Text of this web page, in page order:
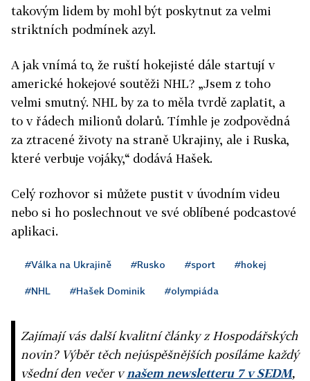
takovým lidem by mohl být poskytnut za velmi
striktních podmínek azyl.
A jak vnímá to, že ruští hokejisté dále startují v
americké hokejové soutěži NHL? „Jsem z toho
velmi smutný. NHL by za to měla tvrdě zaplatit, a
to v řádech milionů dolarů. Tímhle je zodpovědná
za ztracené životy na straně Ukrajiny, ale i Ruska,
které verbuje vojáky,“ dodává Hašek.
Celý rozhovor si můžete pustit v úvodním videu
nebo si ho poslechnout ve své oblíbené podcastové
aplikaci.
#Válka na Ukrajině #Rusko #sport #hokej
#NHL #Hašek Dominik #olympiáda
Zajímají vás další kvalitní články z Hospodářských
novin? Výběr těch nejúspěšnějších posíláme každý
všední den večer vnašem newsletteru 7 v SEDM,